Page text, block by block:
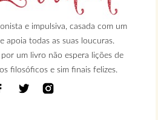
e impulsiva, casada com um
apoia todas as suas loucuras.
um livro não espera lições de
filosóficos e sim finais felizes.